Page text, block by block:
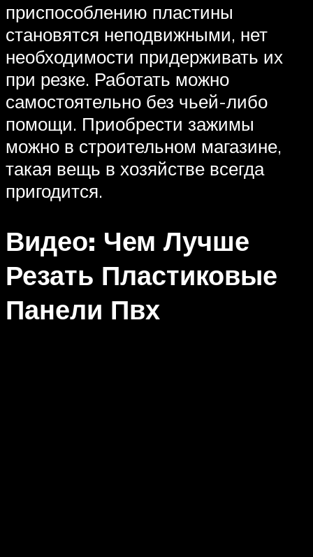
приспособлению пластины
становятся неподвижными, нет
необходимости придерживать их
при резке. Работать можно
самостоятельно без чьей-либо
помощи. Приобрести зажимы
можно в строительном магазине,
такая вещь в хозяйстве всегда
пригодится.
Видео: Чем Лучше
Резать Пластиковые
Панели Пвх